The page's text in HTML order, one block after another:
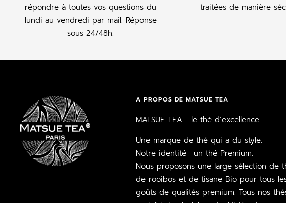
répondre à toutes vos questions du
lundi au vendredi par mail. Réponse
sous 24/48h.
traitées de manière
A PROPOS DE MATSUE TEA
MATSUE TEA - le thé d’excellence.
Une marque de thé qui a du style.
Notre identité : un thé Premium.
Nous proposons une large sélection de
de rooibos et de tisane Bio pour tous
goûts de qualités premium. Tous nos